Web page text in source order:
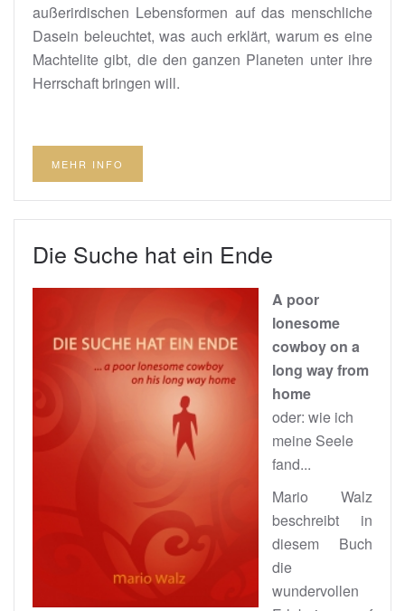
außerirdischen Lebensformen auf das menschliche
Dasein beleuchtet, was auch erklärt, warum es eine
Machtelite gibt, die den ganzen Planeten unter ihre
Herrschaft bringen will.
MEHR INFO
Die Suche hat ein Ende
A poor
lonesome
cowboy on a
long way from
home
oder: wie ich
meine Seele
fand...
Mario Walz
beschreibt in
diesem Buch
die
wundervollen